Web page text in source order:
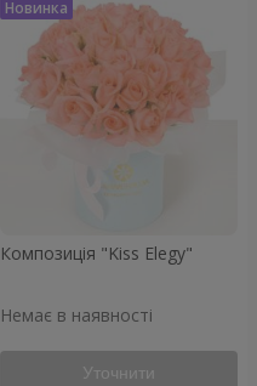
Композиція "Kiss Elegy"
Немає в наявності
Уточнити